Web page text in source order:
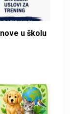
u školu